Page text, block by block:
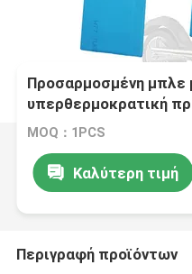
Προσαρμοσμένη μπλε
υπερθερμοκρατική
MOQ：1PCS
Καλύτερη τιμή
Περιγραφή προϊόντων